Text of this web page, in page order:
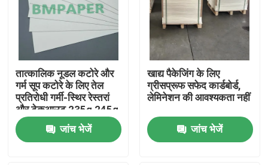
तात्कालिक नूडल कटोरे और
गर्म सूप कटोरे के लिए तेल
प्रतिरोधी गर्मी-स्थिर रेस्तरां
और टेकआउट 235g 245g
सूप कंटेनर कार्डबोर्ड
जांच भेजें
खाद्य पैकेजिंग के लिए
ग्रीसप्रूफ सफेद कार्डबोर्ड,
लेमिनेशन की आवश्यकता नहीं
जांच भेजें